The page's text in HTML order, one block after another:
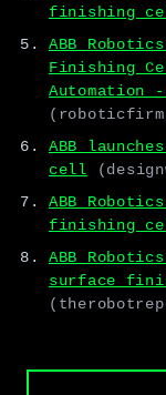
finishing
ABB
Finishing
Automation
ABB
cell
ABB
finishing
ABB
surface